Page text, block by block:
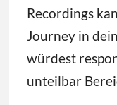
Recordings
Journey in
würdest
unteilbar